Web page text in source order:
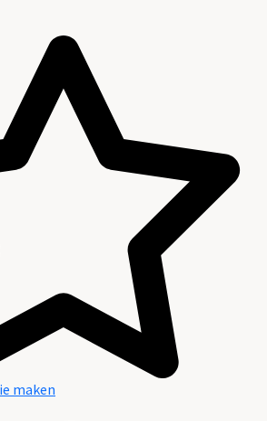
maken